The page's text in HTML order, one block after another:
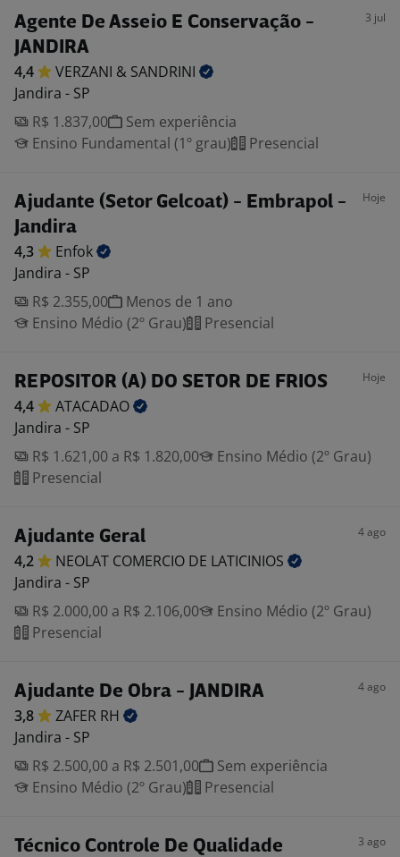
Agente De Asseio E Conservação -
JANDIRA
3 jul
4,4 VERZANI & SANDRINI
Jandira - SP
R$ 1.837,00
Sem experiência
Ensino Fundamental (1º grau)
Presencial
Ajudante (Setor Gelcoat) - Embrapol -
Jandira
Hoje
4,3
Enfok
Jandira - SP
R$ 2.355,00
Menos de 1 ano
Ensino Médio (2º Grau)
Presencial
REPOSITOR (A) DO SETOR DE FRIOS Hoje
4,4
ATACADAO
Jandira - SP
R$ 1.621,00 a R$ 1.820,00
Ensino Médio (2º Grau)
Presencial
Ajudante Geral 4 ago
4,2 NEOLAT COMERCIO DE LATICINIOS
Jandira - SP
R$ 2.000,00 a R$ 2.106,00
Ensino Médio (2º Grau)
Presencial
Ajudante De Obra - JANDIRA 4 ago
3,8 ZAFER RH
Jandira - SP
R$ 2.500,00 a R$ 2.501,00
Sem experiência
Ensino Médio (2º Grau)
Presencial
Técnico Controle De Qualidade 3 ago